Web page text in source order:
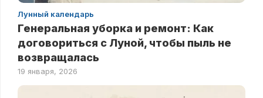
Лунный календарь
Генеральная уборка и ремонт: Как
договориться с Луной, чтобы пыль не
возвращалась
19 января, 2026